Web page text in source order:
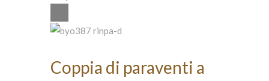
Coppia di paraventi a